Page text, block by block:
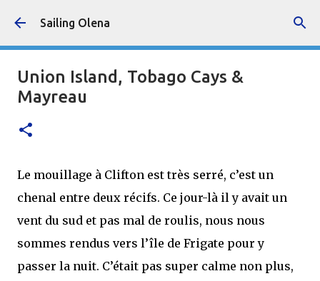
Accéder au contenu principal
Sailing Olena
Union Island, Tobago Cays &
Mayreau
Le mouillage à Clifton est très serré, c’est un
chenal entre deux récifs. Ce jour-là il y avait un
vent du sud et pas mal de roulis, nous nous
sommes rendus vers l’île de Frigate pour y
passer la nuit. C’était pas super calme non plus,